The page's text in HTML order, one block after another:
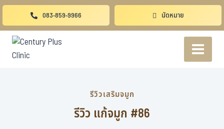
083-859-9966 นัดหมาย
รีวิวเสริมจมูก
รีวิว แก้จมูก #86